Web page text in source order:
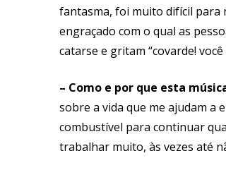
fantasma, foi muito difícil para
engraçado com o qual as
catarse e gritam “covarde!
– Como e por que esta
sobre a vida que me ajudam a
combustível para continuar
trabalhar muito, às vezes até